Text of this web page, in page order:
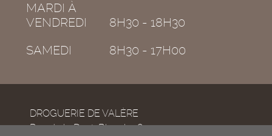
MARDI À
VENDREDI
8H30 - 18H30
SAMEDI
8H30 - 17H00
DROGUERIE DE VALÈRE
Rue de la Dent-Blanche 8